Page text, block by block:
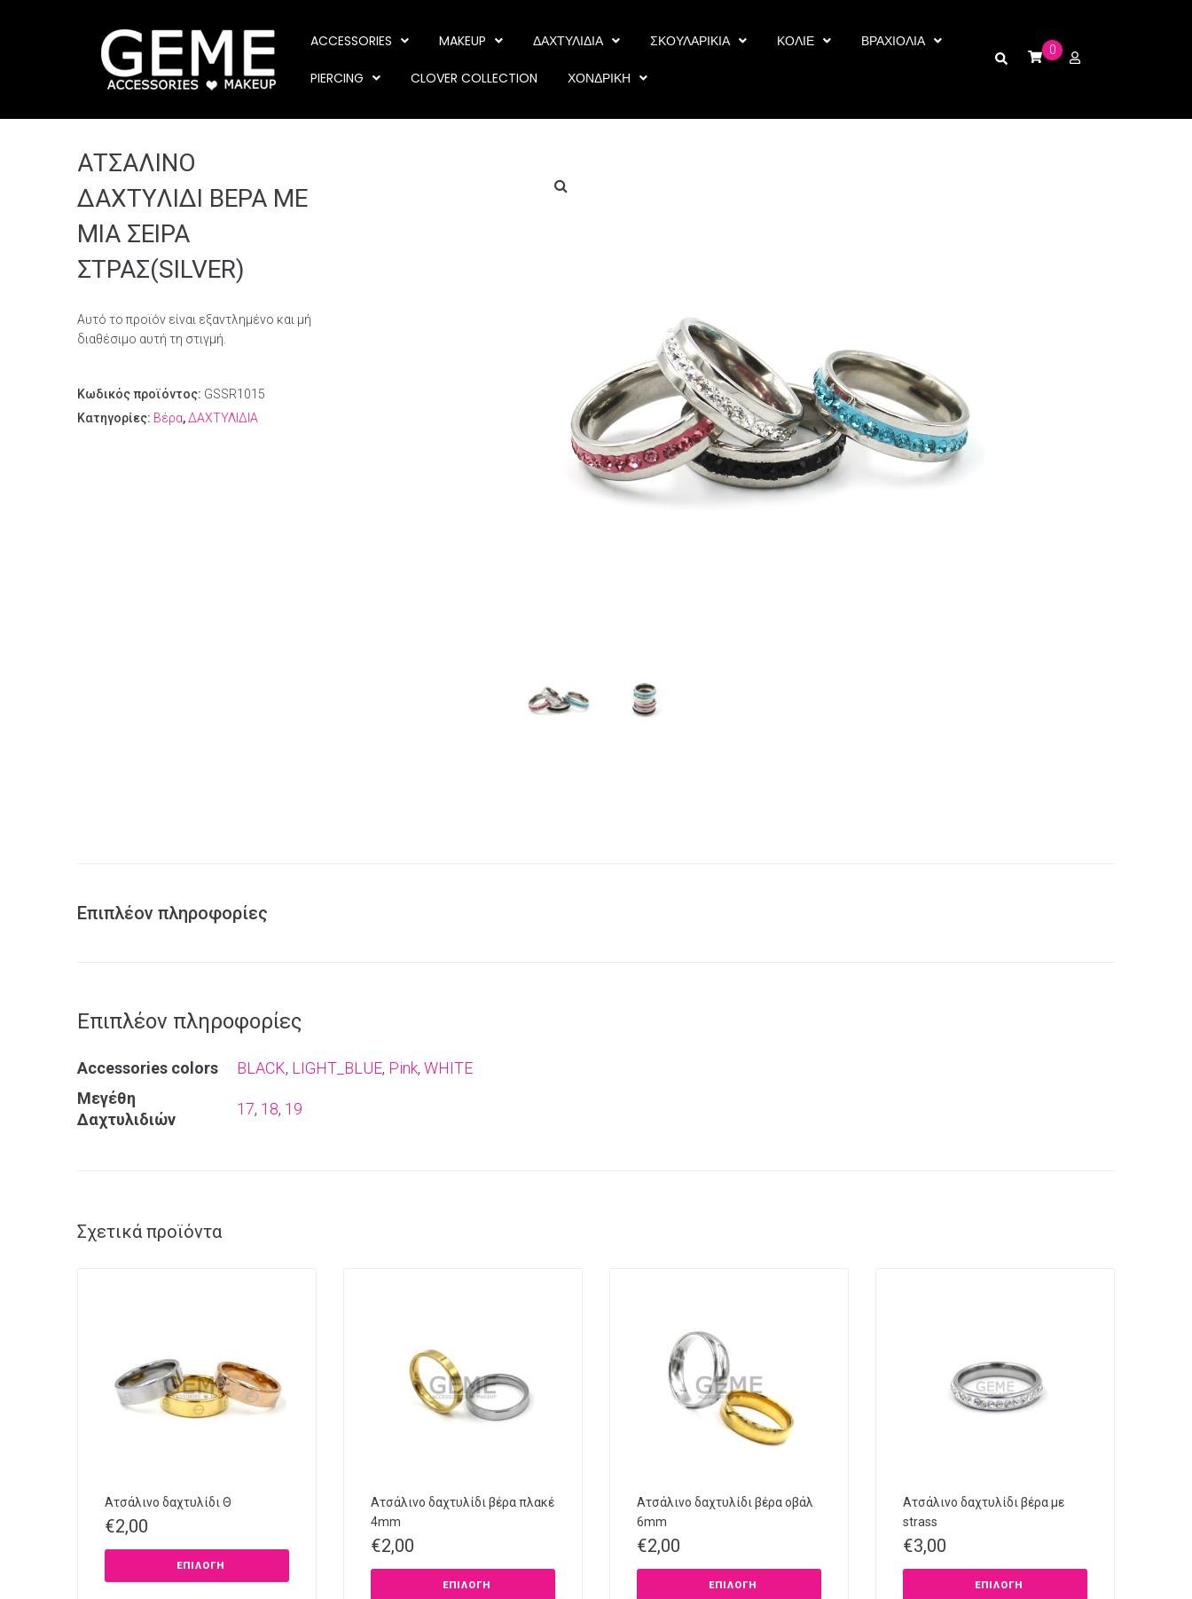
ACCESSORIES MAKEUP ΔΑΧΤΥΛΙΔΙΑ ΣΚΟΥΛΑΡΙΚΙΑ ΚΟΛΙΕ ΒΡΑΧΙΟΛΙΑ
PIERCING CLOVER COLLECTION ΧΟΝΔΡΙΚΗ
0
ΑΤΣΑΛΙΝΟ
ΔΑΧTΥΛΙΔΙ ΒΕΡΑ ΜΕ
ΜΙΑ ΣΕΙΡΑ
ΣΤΡΑΣ(SILVER)
Αυτό το προϊόν είναι εξαντλημένο και μή
διαθέσιμο αυτή τη στιγμή.
Κωδικός προϊόντος: GSSR1015
Κατηγορίες: Βέρα,ΔΑΧΤΥΛΙΔΙΑ
Επιπλέον πληροφορίες
Επιπλέον πληροφορίες
Αccessories colors BLACK, LIGHT_BLUE, Pink, WHITE
Μεγέθη
Δαχτυλιδιών
17, 18, 19
Σχετικά προϊόντα
Ατσάλινο δαχτυλίδι Θ
€2,00
ΕΠΙΛΟΓΉ
Ατσάλινο δαχτυλίδι βέρα πλακέ
4mm
€2,00
ΕΠΙΛΟΓΉ
Ατσάλινο δαχτυλίδι βέρα οβάλ
6mm
€2,00
ΕΠΙΛΟΓΉ
Ατσάλινο δαχτυλίδι βέρα με
strass
€3,00
ΕΠΙΛΟΓΉ